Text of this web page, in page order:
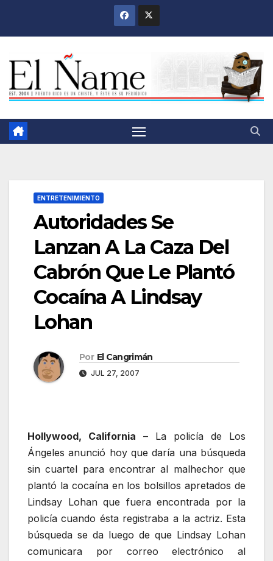
ENTRETENIMIENTO
Autoridades Se
Lanzan A La Caza Del
Cabrón Que Le Plantó
Cocaína A Lindsay
Lohan
Por El Cangrimán
JUL 27, 2007
Hollywood, California – La policía de Los
Ángeles anunció hoy que daría una búsqueda
sin cuartel para encontrar al malhechor que
plantó la cocaína en los bolsillos apretados de
Lindsay Lohan que fuera encontrada por la
policía cuando ésta registraba a la actriz. Esta
búsqueda se da luego de que Lindsay Lohan
comunicara por correo electrónico al